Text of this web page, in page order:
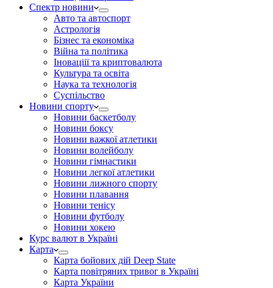
Спектр новини
Авто та автоспорт
Астрологія
Бізнес та економіка
Війна та політика
Іноваціії та криптовалюта
Культура та освіта
Наука та технологія
Суспільство
Новини спорту
Новини баскетболу
Новини боксу
Новини важкої атлетики
Новини волейболу
Новини гімнастики
Новини легкої атлетики
Новини лижного спорту
Новини плавання
Новини тенісу
Новини футболу
Новини хокею
Курс валют в Україні
Карта
Карта бойових дій Deep State
Карта повітряних тривог в Україні
Карта України